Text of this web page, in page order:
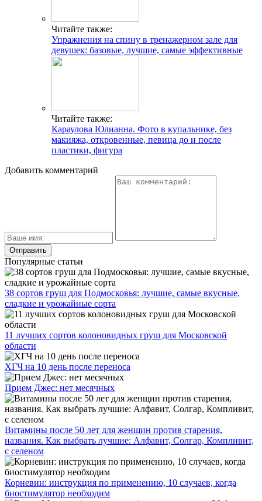
Читайте также:
Упражнения на спину в тренажерном зале для
девушек: базовые, лучшие, самые эффективные
Читайте также:
Караулова Юлианна. Фото в купальнике, без
макияжа, откровенные, певица до и после
пластики, фигура
Добавить комментарий
Популярные статьи
38 сортов груш для Подмосковья: лучшие, самые вкусные,
сладкие и урожайные сорта
11 лучших сортов колоновидных груш для Московской
области
ХГЧ на 10 день после переноса
Прием Джес: нет месячных
Витамины после 50 лет для женщин против старения,
названия. Как выбрать лучшие: Алфавит, Солгар, Компливит,
с селеном
Корневин: инструкция по применению, 10 случаев, когда
биостимулятор необходим